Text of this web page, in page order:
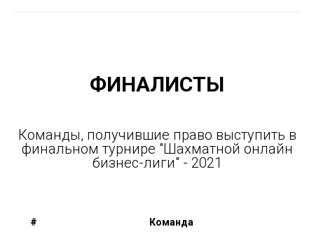
ФИНАЛИСТЫ
Команды, получившие право выступить в
финальном турнире "Шахматной онлайн
бизнес-лиги" - 2021
# Команда